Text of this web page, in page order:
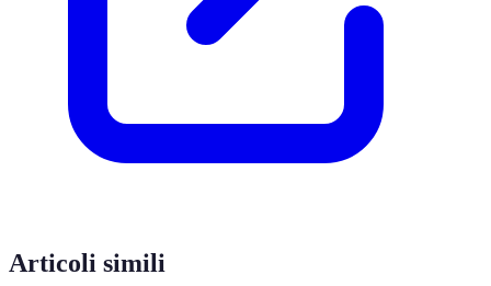
Articoli simili